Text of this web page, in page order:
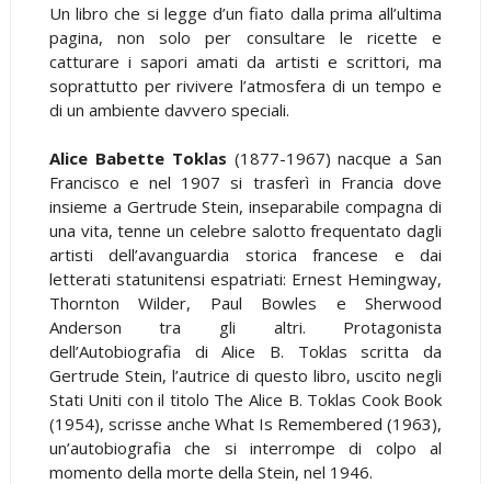
Un libro che si legge d’un fiato dalla prima all’ultima
pagina, non solo per consultare le ricette e
catturare i sapori amati da artisti e scrittori, ma
soprattutto per rivivere l’atmosfera di un tempo e
di un ambiente davvero speciali.
Alice Babette Toklas (1877-1967) nacque a San
Francisco e nel 1907 si trasferì in Francia dove
insieme a Gertrude Stein, inseparabile compagna di
una vita, tenne un celebre salotto frequentato dagli
artisti dell’avanguardia storica francese e dai
letterati statunitensi espatriati: Ernest Hemingway,
Thornton Wilder, Paul Bowles e Sherwood
Anderson tra gli altri. Protagonista
dell’Autobiografia di Alice B. Toklas scritta da
Gertrude Stein, l’autrice di questo libro, uscito negli
Stati Uniti con il titolo The Alice B. Toklas Cook Book
(1954), scrisse anche What Is Remembered (1963),
un’autobiografia che si interrompe di colpo al
momento della morte della Stein, nel 1946.